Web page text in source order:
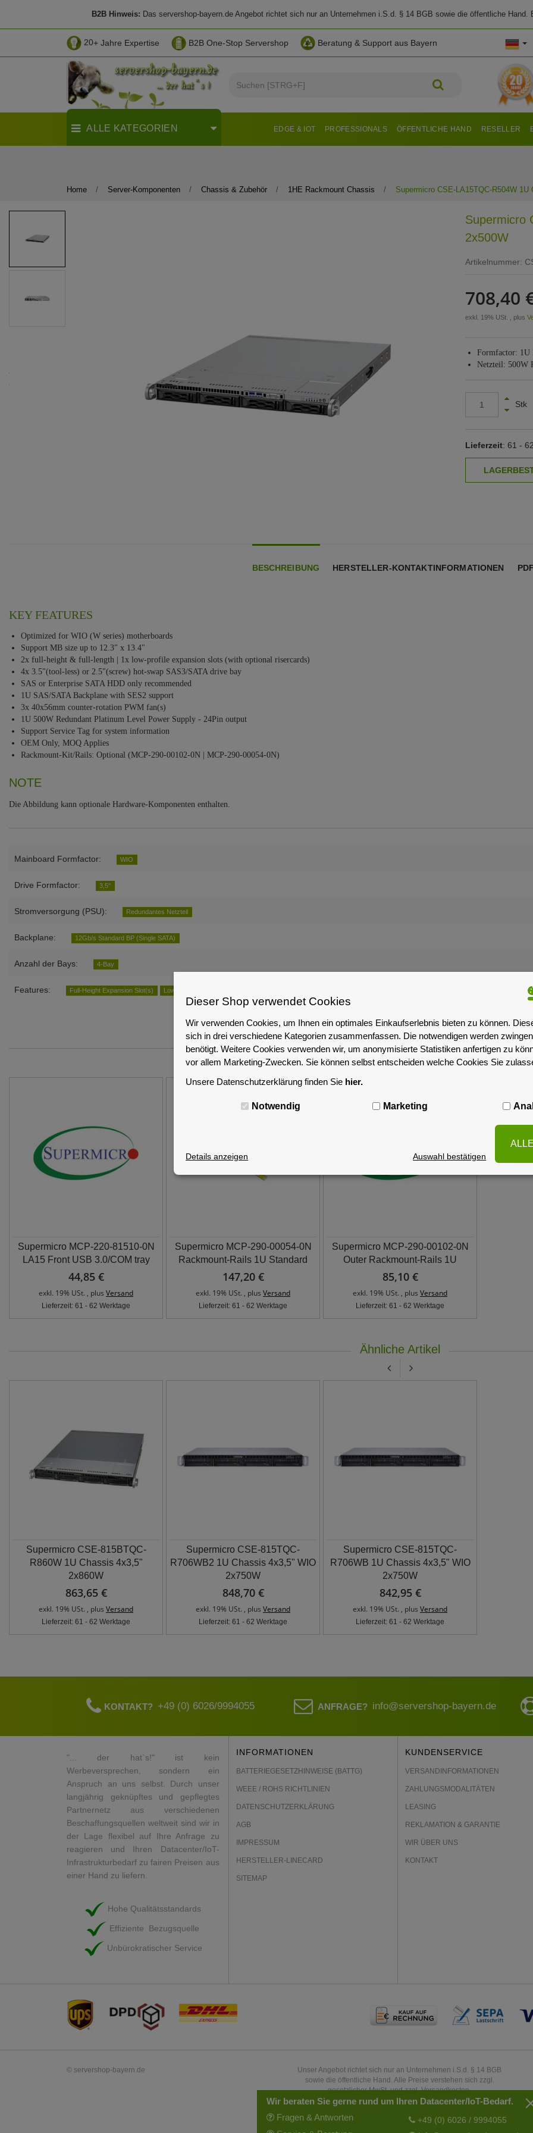
B2B Hinweis: Das servershop-bayern.de Angebot richtet sich nur an Unternehmen i.S.d. § 14 BGB sowie die öffentliche
20+ Jahre Expertise B2B One-Stop Servershop Beratung & Support aus Bayern
ALLE KATEGORIEN RESELLER
ÖFFENTLICHE HAND
PROFESSIONALS
EDGE & IOT
Home Server-Komponenten Chassis & Zubehör 1HE Rackmount Chassis Supermicro CSE-LA15TQC-R504W
Supermicro
2x500W
Artikelnummer:
708,40
exkl. 19% USt. , plus
Formfactor: 1U
Netzteil: 500W
Stk
Lieferzeit: 61 -
BESCHREIBUNG HERSTELLER-KONTAKTINFORMATIONEN
KEY FEATURES
Optimized for WIO (W series) motherboards
Support MB size up to 12.3" x 13.4"
2x full-height & full-length | 1x low-profile expansion slots (with optional risercards)
4x 3.5"(tool-less) or 2.5"(screw) hot-swap SAS3/SATA drive bay
SAS or Enterprise SATA HDD only recommended
1U SAS/SATA Backplane with SES2 support
3x 40x56mm counter-rotation PWM fan(s)
1U 500W Redundant Platinum Level Power Supply - 24Pin output
Support Service Tag for system information
OEM Only, MOQ Applies
Rackmount-Kit/Rails: Optional (MCP-290-00102-0N | MCP-290-00054-0N)
NOTE
Die Abbildung kann optionale Hardware-Komponenten enthalten.
Mainboard Formfactor: WIO
Drive Formfactor: 3,5"
Stromversorgung (PSU): Redundantes Netzteil
Backplane: 12Gb/s Standard BP (Single SATA)
Anzahl der Bays: 4-Bay
Features: Full-Height Expansion Slot(s) Low-profile Expansion Slot(s)
Empfohlenes Zubehör
Supermicro MCP-220-81510-0N
LA15 Front USB 3.0/COM tray
44,85 €
exkl. 19% USt. , plus Versand
Lieferzeit: 61 - 62 Werktage
Supermicro MCP-290-00054-0N
Rackmount-Rails 1U Standard
147,20 €
exkl. 19% USt. , plus Versand
Lieferzeit: 61 - 62 Werktage
Supermicro MCP-290-00102-0N
Outer Rackmount-Rails 1U
85,10 €
exkl. 19% USt. , plus Versand
Lieferzeit: 61 - 62 Werktage
Ähnliche Artikel
Supermicro CSE-815BTQC-
R860W 1U Chassis 4x3,5"
2x860W
863,65 €
exkl. 19% USt. , plus Versand
Lieferzeit: 61 - 62 Werktage
Supermicro CSE-815TQC-
R706WB2 1U Chassis 4x3,5" WIO
2x750W
848,70 €
exkl. 19% USt. , plus Versand
Lieferzeit: 61 - 62 Werktage
Supermicro CSE-815TQC-
R706WB 1U Chassis 4x3,5" WIO
2x750W
842,95 €
exkl. 19% USt. , plus Versand
Lieferzeit: 61 - 62 Werktage
KONTAKT? +49 (0) 6026/9994055 ANFRAGE? info@servershop-bayern.de
"... der hat`s!" ist kein
Werbeversprechen, sondern ein
Anspruch an uns selbst. Durch unser
langjährig geknüpftes und gepflegtes
Partnernetz aus verschiedenen
Beschaffungsquellen weltweit sind wir in
der Lage flexibel auf Ihre Anfrage zu
reagieren und Ihren Datacenter/IoT-
Infrastrukturbedarf zu fairen Preisen aus
einer Hand zu liefern.
Hohe Qualitätsstandards
Effiziente Bezugsquelle
Unbürokratischer Service
INFORMATIONEN
BATTERIEGESETZHINWEISE (BATTG)
WEEE / ROHS RICHTLINIEN
DATENSCHUTZERKLÄRUNG
AGB
IMPRESSUM
HERSTELLER-LINECARD
SITEMAP
KUNDENSERVICE
VERSANDINFORMATIONEN
ZAHLUNGSMODALITÄTEN
LEASING
REKLAMATION & GARANTIE
WIR ÜBER UNS
KONTAKT
© servershop-bayern.de
Unser Angebot richtet sich nur an Unternehmen i.S.d. § 14 BGB
sowie die öffentliche Hand. Alle Preise verstehen sich zzgl.
gesetzlicher MwSt. und zzgl. Versandkosten.
Wir beraten Sie gerne rund um Ihren Datacenter/IoT-Bedarf.
Fragen & Antworten
+49 (0) 6026 / 9994055
Dieser Shop verwendet Cookies
Wir verwenden Cookies, um Ihnen ein optimales Einkaufserlebnis bieten zu können.
sich in drei verschiedene Kategorien zusammenfassen. Die notwendigen werden
benötigt. Weitere Cookies verwenden wir, um anonymisierte Statistiken anfertigen zu
vor allem Marketing-Zwecken. Sie können selbst entscheiden welche Cookies Sie
Unsere Datenschutzerklärung finden Sie hier.
Notwendig Marketing
Details anzeigen Auswahl bestätigen